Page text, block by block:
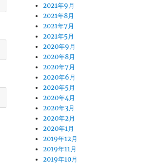
2021年9月
2021年8月
2021年7月
2021年5月
2020年9月
2020年8月
2020年7月
2020年6月
2020年5月
2020年4月
2020年3月
2020年2月
2020年1月
2019年12月
2019年11月
2019年10月